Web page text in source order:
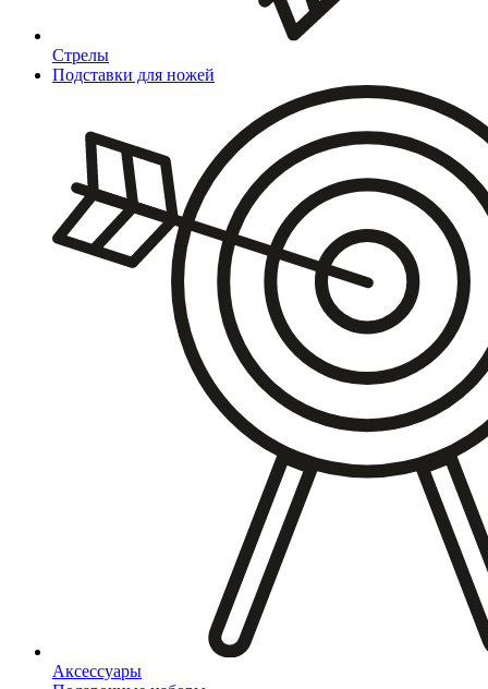
Стрелы
Подставки для ножей
Аксессуары